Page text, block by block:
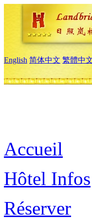
English 简体中文 繁體中
Accueil
Hôtel Infos
Réserver